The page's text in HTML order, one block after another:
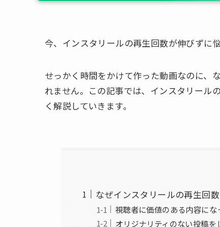
今、インスタリールの再生回数が伸びずに
せっかく時間をかけて作った動画なのに、
れません。この記事では、インスタリール
く解説していきます。
なぜインスタリールの再生回
視聴者に価値のある内容にな
オリジナリティのない投稿を